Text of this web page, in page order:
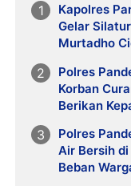
Kapolres
Gelar
Murtadho
Polres
Korban
Berikan
Polres
Air Bersih
Beban